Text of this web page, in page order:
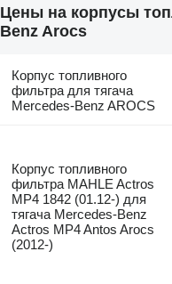
Цены на корпусы
Benz Arocs
Корпус топливного
фильтра для тягача
Mercedes-Benz AROCS
Корпус топливного
фильтра MAHLE Actros
MP4 1842 (01.12-) для
тягача Mercedes-Benz
Actros MP4 Antos Arocs
(2012-)